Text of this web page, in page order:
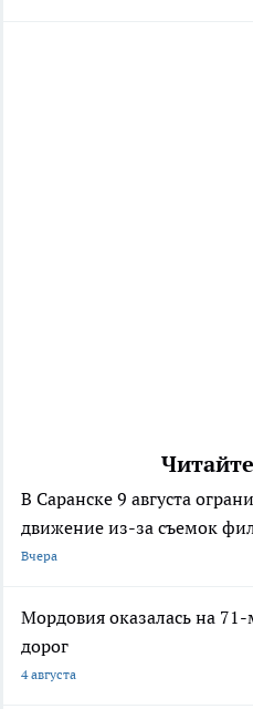
В Саранске 9 августа
движение из-за съемок
Вчера
Мордовия оказалась на 71-
дорог
4 августа